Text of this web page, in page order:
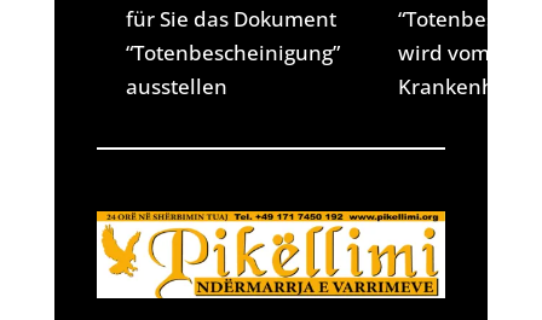
für Sie das Dokument
“Totenbescheinigung”
ausstellen
wird vom
Krankenhaus